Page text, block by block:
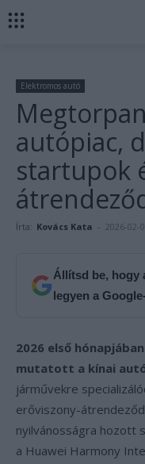
Elektromos autó
autópiac,
startupok
Írta: Kovács Kata - 2026-02-
Állítsd be, hogy
legyen a
2026 első
mutatott a kínai
járművekre
erőviszony-
nyilvánosságra hozott
a Huawei Harmony